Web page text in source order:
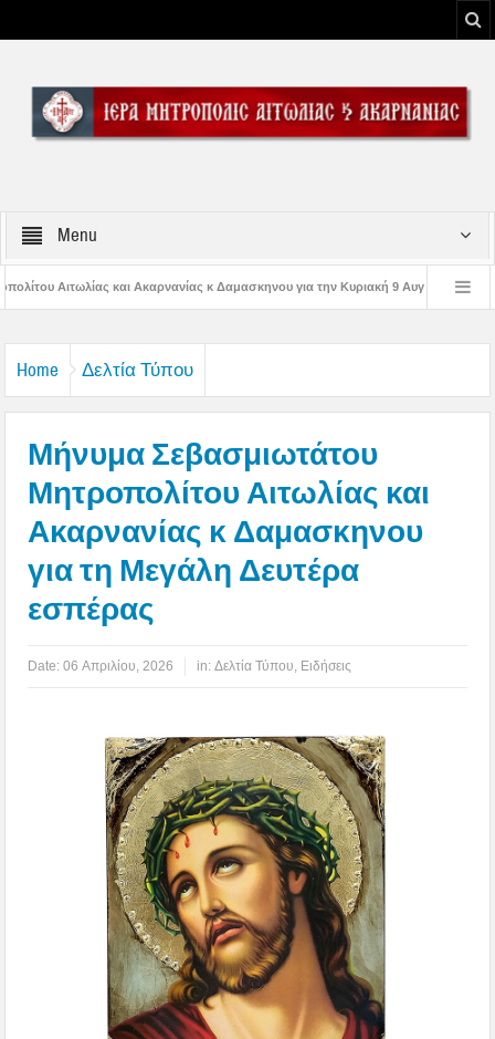
Menu
κ Δαμασκηνου για την Κυριακή 9 Αυγούστου 2026 Η εορτή της
Home Δελτία Τύπου
Μήνυμα Σεβασμιωτάτου
Μητροπολίτου Αιτωλίας και
Ακαρνανίας κ Δαμασκηνου
για τη Μεγάλη Δευτέρα
εσπέρας
Date:06 Απριλίου, 2026 in:Δελτία Τύπου Ειδήσεις